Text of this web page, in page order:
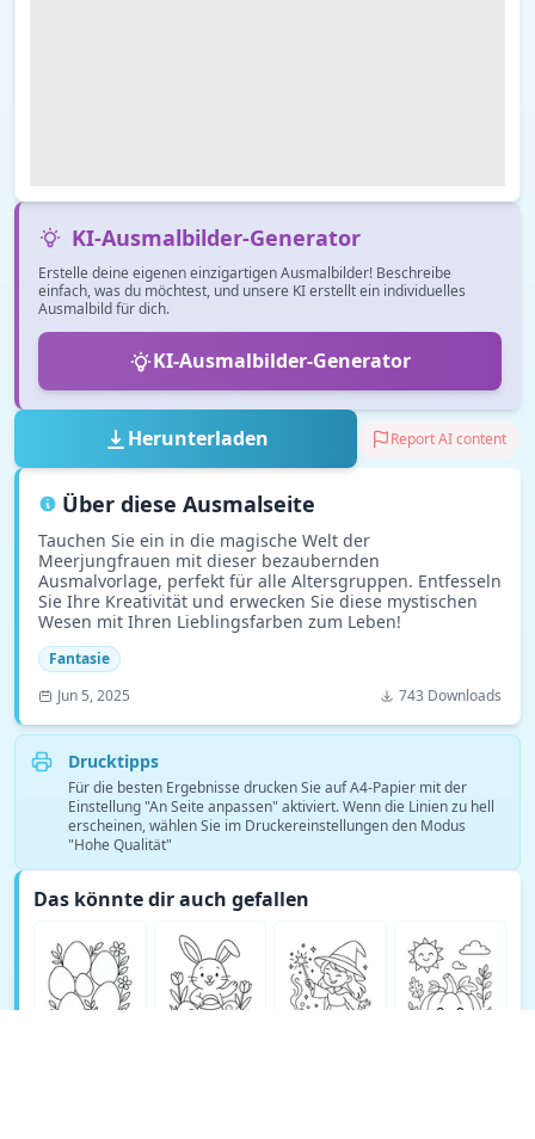
KI-Ausmalbilder-Generator
Erstelle deine eigenen einzigartigen Ausmalbilder! Beschreibe
einfach, was du möchtest, und unsere KI erstellt ein individuelles
Ausmalbild für dich.
KI-Ausmalbilder-Generator
Herunterladen Report AI content
Über diese Ausmalseite
Tauchen Sie ein in die magische Welt der
Meerjungfrauen mit dieser bezaubernden
Ausmalvorlage, perfekt für alle Altersgruppen. Entfesseln
Sie Ihre Kreativität und erwecken Sie diese mystischen
Wesen mit Ihren Lieblingsfarben zum Leben!
Fantasie
Jun 5, 2025
743 Downloads
Drucktipps
Für die besten Ergebnisse drucken Sie auf A4-Papier mit der
Einstellung "An Seite anpassen" aktiviert. Wenn die Linien zu hell
erscheinen, wählen Sie im Druckereinstellungen den Modus
"Hohe Qualität"
Das könnte dir auch gefallen